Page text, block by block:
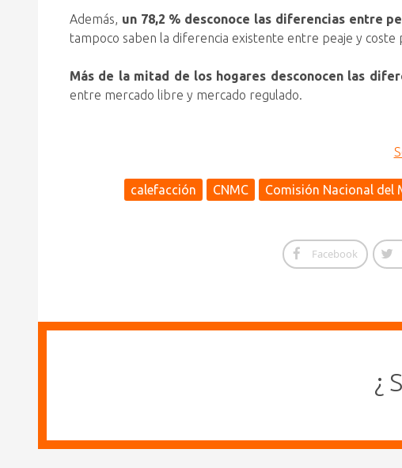
Además, un 78,2 % desconoce las diferencias entre
tampoco saben la diferencia existente entre peaje y coste
Más de la mitad de los hogares desconocen las
entre mercado libre y mercado regulado.
calefacción CNMC Comisión Nacional del
Facebook
¿